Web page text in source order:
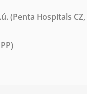
(Penta Hospitals